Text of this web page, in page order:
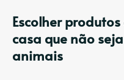
Escolher
casa que não
animais